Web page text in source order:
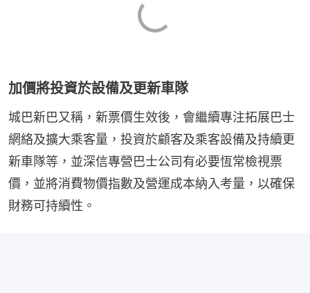
加價將投資於設備及更新車隊
城巴新巴又稱，新票價生效後，會繼續專注拓展巴士
網絡及擴大乘客量，投資於顧客及乘客設備及持續更
新車隊等，並深信專營巴士公司有必要恆常檢視票
價，並將消費物價指數及營運成本納入考量，以確保
財務可持續性。